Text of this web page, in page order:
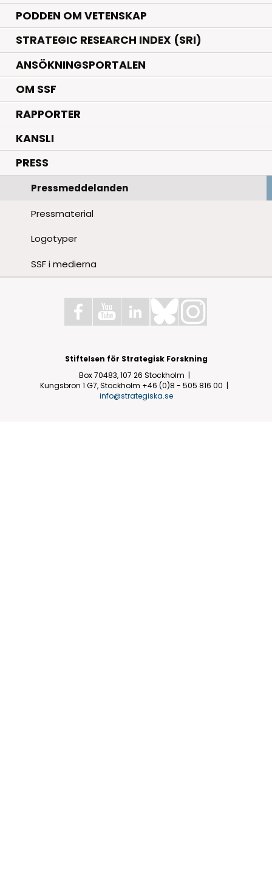
PODDEN OM VETENSKAP
STRATEGIC RESEARCH INDEX (SRI)
ANSÖKNINGSPORTALEN
OM SSF
RAPPORTER
KANSLI
PRESS
Pressmeddelanden
Pressmaterial
Logotyper
SSF i medierna
Stiftelsen för Strategisk Forskning
Box 70483, 107 26 Stockholm
Kungsbron 1 G7, Stockholm +46 (0)8 - 505 816 00
info@strategiska.se